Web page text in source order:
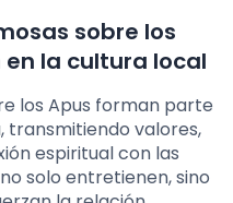
sobre los
la cultura local
los Apus forman parte
transmitiendo valores,
espiritual con las
solo entretienen, sino